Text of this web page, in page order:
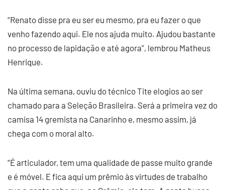
“Renato disse pra eu ser eu mesmo, pra eu fazer o que
venho fazendo aqui. Ele nos ajuda muito. Ajudou bastante
no processo de lapidação e até agora”, lembrou Matheus
Henrique.
Na última semana, ouviu do técnico Tite elogios ao ser
chamado para a Seleção Brasileira. Será a primeira vez do
camisa 14 gremista na Canarinho e, mesmo assim, já
chega com o moral alto.
“É articulador, tem uma qualidade de passe muito grande
e é móvel. E fica aqui um prêmio às virtudes de trabalho